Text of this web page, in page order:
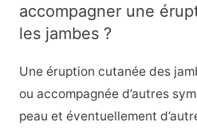
accompagner une
les jambes ?
Une éruption cutanée des
ou accompagnée d’autres
peau et éventuellement